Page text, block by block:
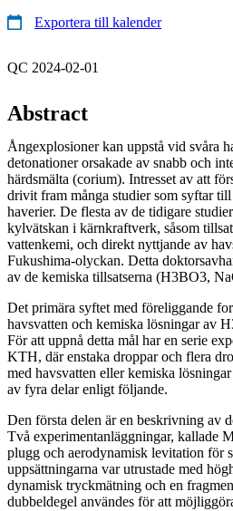
Exportera till kalender
QC 2024-02-01
Abstract
Ångexplosioner kan uppstå vid svåra
detonationer orsakade av snabb och
härdsmälta (corium). Intresset av att
drivit fram många studier som syftar
haverier. De flesta av de tidigare
kylvätskan i kärnkraftverk, såsom
vattenkemi, och direkt nyttjande av
Fukushima-olyckan. Detta
av de kemiska tillsatserna (H3BO3,
Det primära syftet med föreliggande
havsvatten och kemiska lösningar av
För att uppnå detta mål har en serie
KTH, där enstaka droppar och flera
med havsvatten eller kemiska
av fyra delar enligt följande.
Den första delen är en beskrivning av
Två experimentanläggningar, kallade
plugg och aerodynamisk levitation för
uppsättningarna var utrustade med
dynamisk tryckmätning och en
dubbeldegel användes för att